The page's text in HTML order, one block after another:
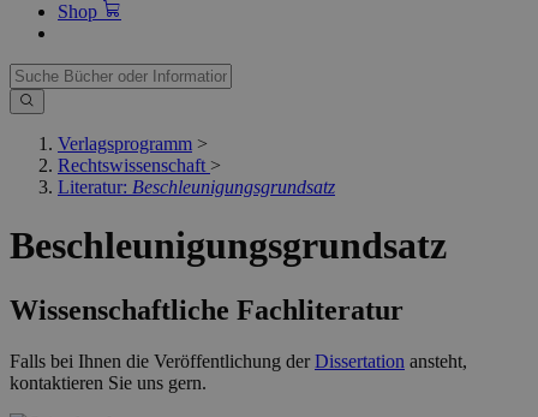
Shop
Verlagsprogramm >
Rechtswissenschaft >
Literatur: Beschleunigungsgrundsatz
Beschleunigungsgrundsatz
Wissenschaftliche Fachliteratur
Falls bei Ihnen die Veröffentlichung derDissertation ansteht,
kontaktieren Sie uns gern.